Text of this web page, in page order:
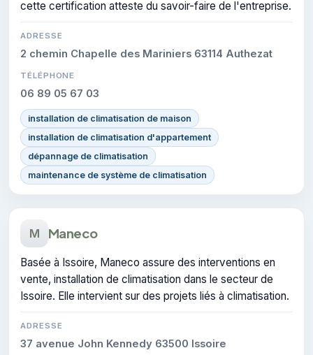
cette certification atteste du savoir-faire de l'entreprise.
ADRESSE
2 chemin Chapelle des Mariniers 63114 Authezat
TÉLÉPHONE
06 89 05 67 03
installation de climatisation de maison
installation de climatisation d'appartement
dépannage de climatisation
maintenance de système de climatisation
M Maneco
Basée à Issoire, Maneco assure des interventions en
vente, installation de climatisation dans le secteur de
Issoire. Elle intervient sur des projets liés à climatisation.
ADRESSE
37 avenue John Kennedy 63500 Issoire